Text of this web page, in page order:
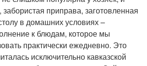
приправа, заготовленная
в домашних условиях –
к блюдам, которое мы
практически ежедневно. Это
исключительно кавказской